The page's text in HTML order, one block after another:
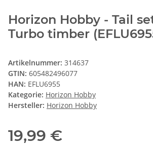
Horizon Hobby - Tail
Turbo timber
Artikelnummer: 314637
GTIN: 605482496077
HAN: EFLU6955
Kategorie: Horizon Hobby
Hersteller: Horizon Hobby
19,99 €